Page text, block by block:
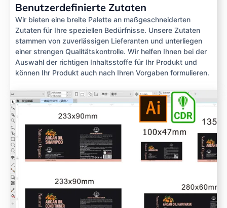
Benutzerdefinierte Zutaten
Wir bieten eine breite Palette an maßgeschneiderten
Zutaten für Ihre speziellen Bedürfnisse. Unsere Zutaten
stammen von zuverlässigen Lieferanten und unterliegen
einer strengen Qualitätskontrolle. Wir helfen Ihnen bei der
Auswahl der richtigen Inhaltsstoffe für Ihr Produkt und
können Ihr Produkt auch nach Ihren Vorgaben formulieren.